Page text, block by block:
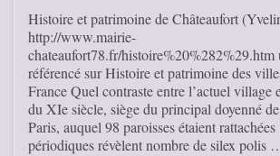
Histoire et patrimoine de Châteaufort
http://www.mairie-
chateaufort78.fr/histoire%20%282%29.htm
référencé sur Histoire et patrimoine des
France Quel contraste entre l’actuel village
du XIe siècle, siège du principal doyenné
Paris, auquel 98 paroisses étaient
périodiques révèlent nombre de silex polis